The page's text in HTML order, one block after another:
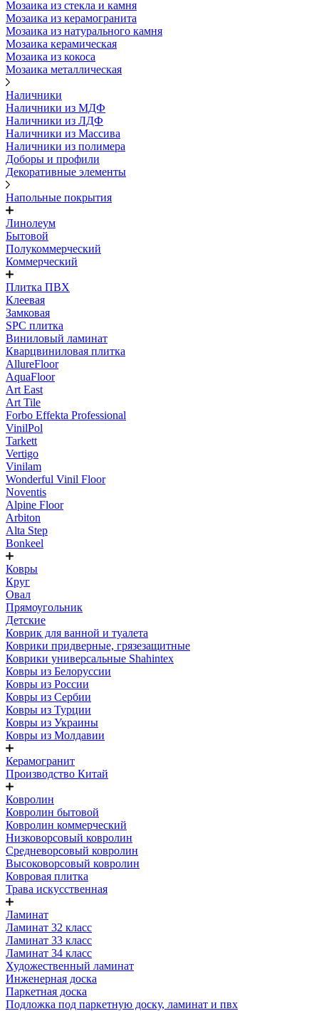
Мозаика из стекла и камня
Мозаика из керамогранита
Мозаика из натурального камня
Мозаика керамическая
Мозаика из кокоса
Мозаика металлическая
Наличники
Наличники из МДФ
Наличники из ЛДФ
Наличники из Массива
Наличники из полимера
Доборы и профили
Декоративные элементы
Напольные покрытия
Линолеум
Бытовой
Полукоммерческий
Коммерческий
Плитка ПВХ
Клеевая
Замковая
SPC плитка
Виниловый ламинат
Кварцвиниловая плитка
AllureFloor
AquaFloor
Art East
Art Tile
Forbo Effekta Professional
VinilPol
Tarkett
Vertigo
Vinilam
Wonderful Vinil Floor
Noventis
Alpine Floor
Arbiton
Alta Step
Bonkeel
Ковры
Круг
Овал
Прямоугольник
Детские
Коврик для ванной и туалета
Коврики придверные, грязезащитные
Коврики универсальные Shahintex
Ковры из Белоруссии
Ковры из России
Ковры из Сербии
Ковры из Турции
Ковры из Украины
Ковры из Молдавии
Керамогранит
Производство Китай
Ковролин
Ковролин бытовой
Ковролин коммерческий
Низковорсовый ковролин
Средневорсовый ковролин
Высоковорсовый ковролин
Ковровая плитка
Трава искусственная
Ламинат
Ламинат 32 класс
Ламинат 33 класс
Ламинат 34 класс
Художественный ламинат
Инженерная доска
Паркетная доска
Подложка под паркетную доску, ламинат и пвх